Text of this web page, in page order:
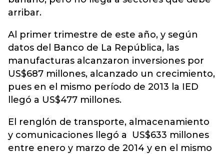
arribar.
Al primer trimestre de este año, y según
datos del Banco de La República, las
manufacturas alcanzaron inversiones por
US$687 millones, alcanzado un crecimiento,
pues en el mismo período de 2013 la IED
llegó a US$477 millones.
El renglón de transporte, almacenamiento
y comunicaciones llegó a US$633 millones
entre enero y marzo de 2014 y en el mismo